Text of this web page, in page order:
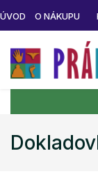
ÚVOD O NÁKUPU